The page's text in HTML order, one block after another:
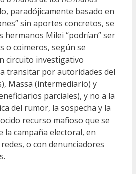
paradójicamente basado en
sin aportes concretos, se
hermanos Milei “podrían” ser
o coimeros, según se
circuito investigativo
transitar por autoridades del
Massa (intermediario) y
parciales), y no a la
del rumor, la sospecha y la
recurso mafioso que se
campaña electoral, en
o con denunciadores